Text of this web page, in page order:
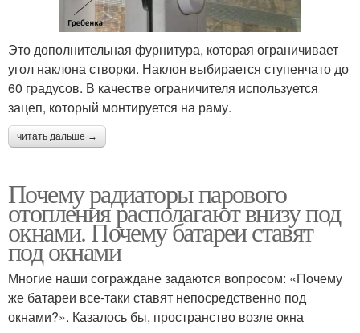
Это дополнительная фурнитура, которая ограничивает
угол наклона створки. Наклон выбирается ступенчато до
60 градусов. В качестве ограничителя используется
зацеп, который монтируется на раму.
читать дальше →
Почему радиаторы парового
отопления располагают внизу под
окнами. Почему батареи ставят
под окнами
Многие наши сограждане задаются вопросом: «Почему
же батареи все-таки ставят непосредственно под
окнами?». Казалось бы, пространство возле окна